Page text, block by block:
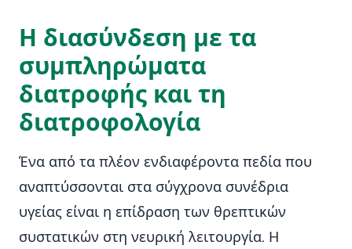
Η διασύνδεση με τα
συμπληρώματα
διατροφής και τη
διατροφολογία
Ένα από τα πλέον ενδιαφέροντα πεδία που
αναπτύσσονται στα σύγχρονα συνέδρια
υγείας είναι η επίδραση των θρεπτικών
συστατικών στη νευρική λειτουργία. Η